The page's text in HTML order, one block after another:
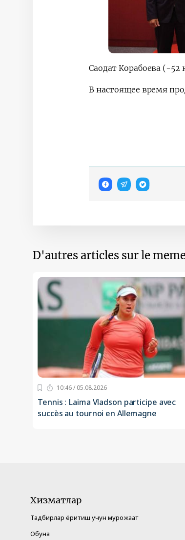
Саодат Корабоева (-
В настоящее время
D'autres articles sur le
10:46 / 05.08.2026
Tennis : Laima Vladson participe avec
succès au tournoi en Allemagne
Хизматлар
Тадбирлар ёритиш учун мурожаат
Обуна